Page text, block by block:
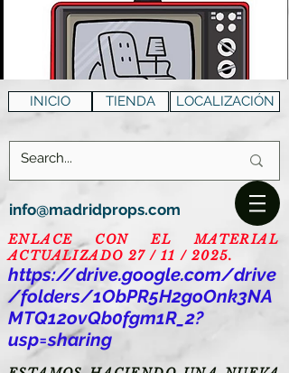
INICIO TIENDA LOCALIZACIÓN
info@madridprops.com
ENLACE CON EL MATERIAL
ACTUALIZADO 27 / 11 / 2025.
https://drive.google.com/drive
/folders/1ObPR5H2goOnk3NA
MTQ12ovQb0fgm1R_2?
usp=sharing